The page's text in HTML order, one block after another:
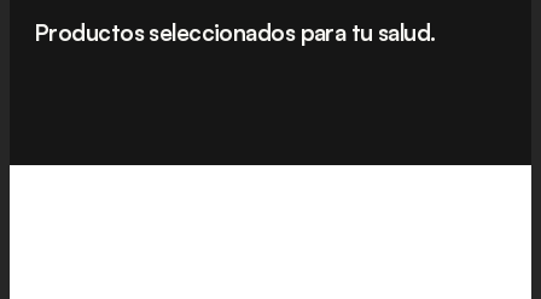
Productos seleccionados para tu salud.